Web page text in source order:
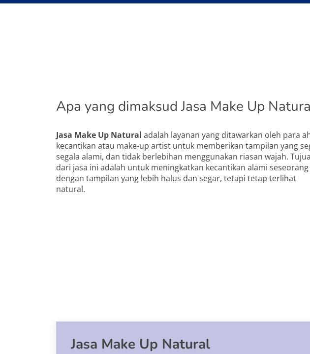
Apa yang dimaksud Jasa Make Up
Jasa Make Up Natural adalah layanan yang ditawarkan oleh para
kecantikan atau make-up artist untuk memberikan tampilan yang
segala alami, dan tidak berlebihan menggunakan riasan wajah.
dari jasa ini adalah untuk meningkatkan kecantikan alami seseorang
dengan tampilan yang lebih halus dan segar, tetapi tetap terlihat
natural.
Jasa Make Up Natural